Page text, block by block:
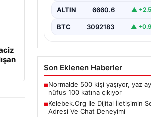
taşımaktadır. Günümüzde
ALTIN 6660.6 ▲
BTC 3092183 ▲
Son Eklenen Haberler
■Normalde 500 kişi yaşıyor, yaz
nüfus 100 katına çıkıyor
■Kelebek.Org İle Dijital İletişimin
Adresi Ve Chat Deneyimi